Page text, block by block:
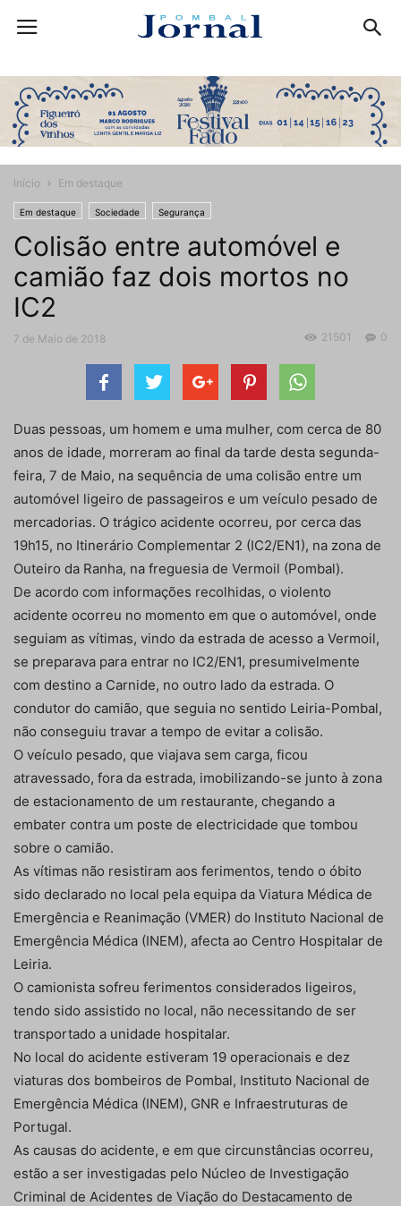
Início Em destaque
Em destaque Sociedade Segurança
Colisão entre automóvel e
camião faz dois mortos no
IC2
7 de Maio de 2018 0
21501
Duas pessoas, um homem e uma mulher, com cerca de 80
anos de idade, morreram ao final da tarde desta segunda-
feira, 7 de Maio, na sequência de uma colisão entre um
automóvel ligeiro de passageiros e um veículo pesado de
mercadorias. O trágico acidente ocorreu, por cerca das
19h15, no Itinerário Complementar 2 (IC2/EN1), na zona de
Outeiro da Ranha, na freguesia de Vermoil (Pombal).
De acordo com informações recolhidas, o violento
acidente ocorreu no momento em que o automóvel, onde
seguiam as vítimas, vindo da estrada de acesso a Vermoil,
se preparava para entrar no IC2/EN1, presumivelmente
com destino a Carnide, no outro lado da estrada. O
condutor do camião, que seguia no sentido Leiria-Pombal,
não conseguiu travar a tempo de evitar a colisão.
O veículo pesado, que viajava sem carga, ficou
atravessado, fora da estrada, imobilizando-se junto à zona
de estacionamento de um restaurante, chegando a
embater contra um poste de electricidade que tombou
sobre o camião.
As vítimas não resistiram aos ferimentos, tendo o óbito
sido declarado no local pela equipa da Viatura Médica de
Emergência e Reanimação (VMER) do Instituto Nacional de
Emergência Médica (INEM), afecta ao Centro Hospitalar de
Leiria.
O camionista sofreu ferimentos considerados ligeiros,
tendo sido assistido no local, não necessitando de ser
transportado a unidade hospitalar.
No local do acidente estiveram 19 operacionais e dez
viaturas dos bombeiros de Pombal, Instituto Nacional de
Emergência Médica (INEM), GNR e Infraestruturas de
Portugal.
As causas do acidente, e em que circunstâncias ocorreu,
estão a ser investigadas pelo Núcleo de Investigação
Criminal de Acidentes de Viação do Destacamento de